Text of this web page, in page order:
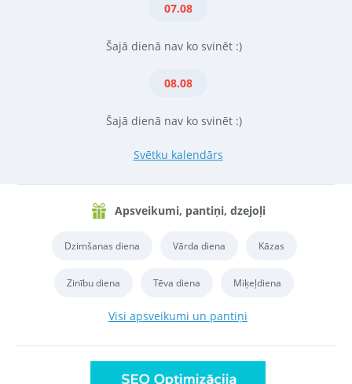
07.08
Šajā dienā nav ko svinēt :)
08.08
Šajā dienā nav ko svinēt :)
Svētku kalendārs
Apsveikumi, pantiņi, dzejoļi
Dzimšanas diena Vārda diena Kāzas
Zinību diena Tēva diena Miķeļdiena
Visi apsveikumi un pantiņi